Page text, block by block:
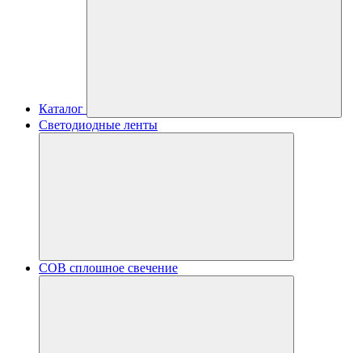
Каталог
Светодиодные ленты
COB сплошное свечение